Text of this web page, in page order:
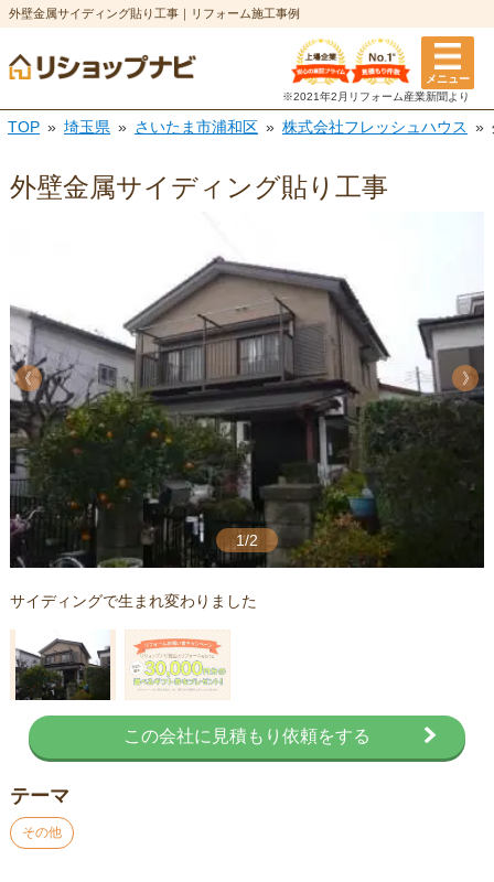
外壁金属サイディング貼り工事｜リフォーム施工事例
メニュー
※2021年2月リフォーム産業新聞より
TOP 埼玉県 さいたま市浦和区 株式会社フレッシュハウス
外壁金属サイディング貼り工事
1/2
《
《
サイディングで生まれ変わりました
この会社に見積もり依頼をする
テーマ
その他